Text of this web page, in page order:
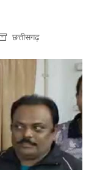
छत्तीसगढ़